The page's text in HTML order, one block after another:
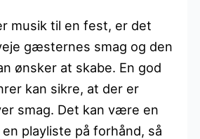
musik til en fest, er det
gæsternes smag og den
ønsker at skabe. En god
kan sikre, at der er
smag. Det kan være en
playliste på forhånd, så